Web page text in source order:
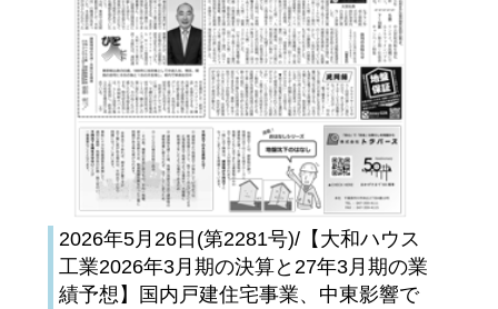
2026年5月26日(第2281号)/【大和ハウス
工業2026年3月期の決算と27年3月期の業
績予想】国内戸建住宅事業、中東影響で